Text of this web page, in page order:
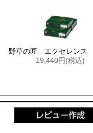
野草の匠 エクセレンス
19,440円(税込)